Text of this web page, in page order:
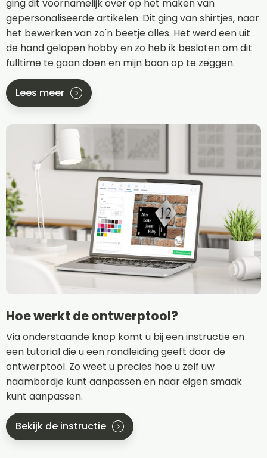
ging dit voornamelijk over op het maken van
gepersonaliseerde artikelen. Dit ging van shirtjes, naar
het bewerken van zo'n beetje alles. Het werd een uit
de hand gelopen hobby en zo heb ik besloten om dit
fulltime te gaan doen en mijn baan op te zeggen.
Lees meer
Hoe werkt de ontwerptool?
Via onderstaande knop komt u bij een instructie en
een tutorial die u een rondleiding geeft door de
ontwerptool. Zo weet u precies hoe u zelf uw
naambordje kunt aanpassen en naar eigen smaak
kunt aanpassen.
Bekijk de instructie